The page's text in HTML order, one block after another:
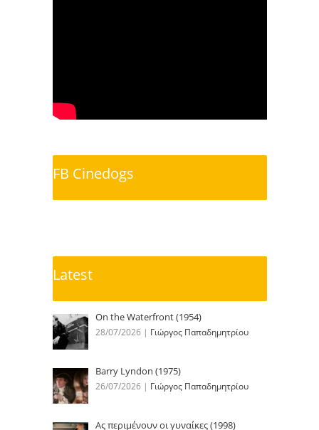
FB Cinedogs
Latest
On the Waterfront (1954)
28/07/2026 | Γιώργος Παπαδημητρίου
Barry Lyndon (1975)
26/07/2026 | Γιώργος Παπαδημητρίου
Ας περιμένουν οι γυναίκες (1998)